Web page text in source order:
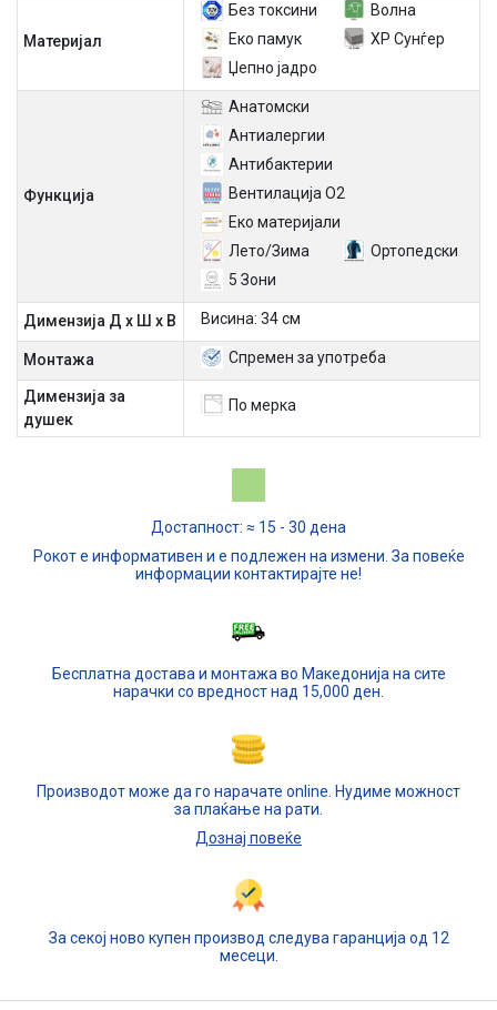
Материјал
Без токсини
Волна
Еко памук
ХР Сунѓер
Џепно јадро
Функција
Aнатомски
Антиалергии
Антибактерии
Вентилација O2
Еко материјали
Лето/Зима
Ортопедски
5 Зони
Димензија Д х Ш х В Висина: 34 см
Mонтажа Спремен за употреба
Димензија за
душек
По мерка
Достапност: ≈ 15 - 30 дена
Рокот е информативен и е подлежен на измени. За повеќе
информации контактирајте не!
Бесплатна достава и монтажа во Македонија на сите
нарачки со вредност над 15,000 ден.
Производот може да го нарачате online. Нудиме можност
за плаќање на рати.
Дознај повеќе
За секој ново купен производ следува гаранција од 12
месеци.